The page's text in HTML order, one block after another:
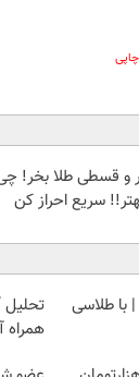
و قسطی طلا بخر!
سریع احراز کن
طلاسی